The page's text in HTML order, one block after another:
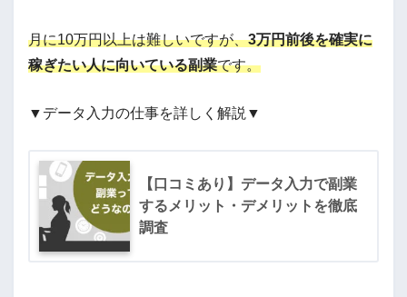
月に10万円以上は難しいですが、3万円前後を確実に
稼ぎたい人に向いている副業です。
▼データ入力の仕事を詳しく解説▼
【口コミあり】データ入力で副業
するメリット・デメリットを徹底
調査